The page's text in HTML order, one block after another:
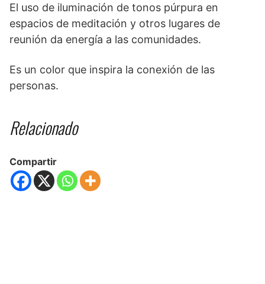
El uso de iluminación de tonos púrpura en
espacios de meditación y otros lugares de
reunión da energía a las comunidades.
Es un color que inspira la conexión de las
personas.
Relacionado
Compartir